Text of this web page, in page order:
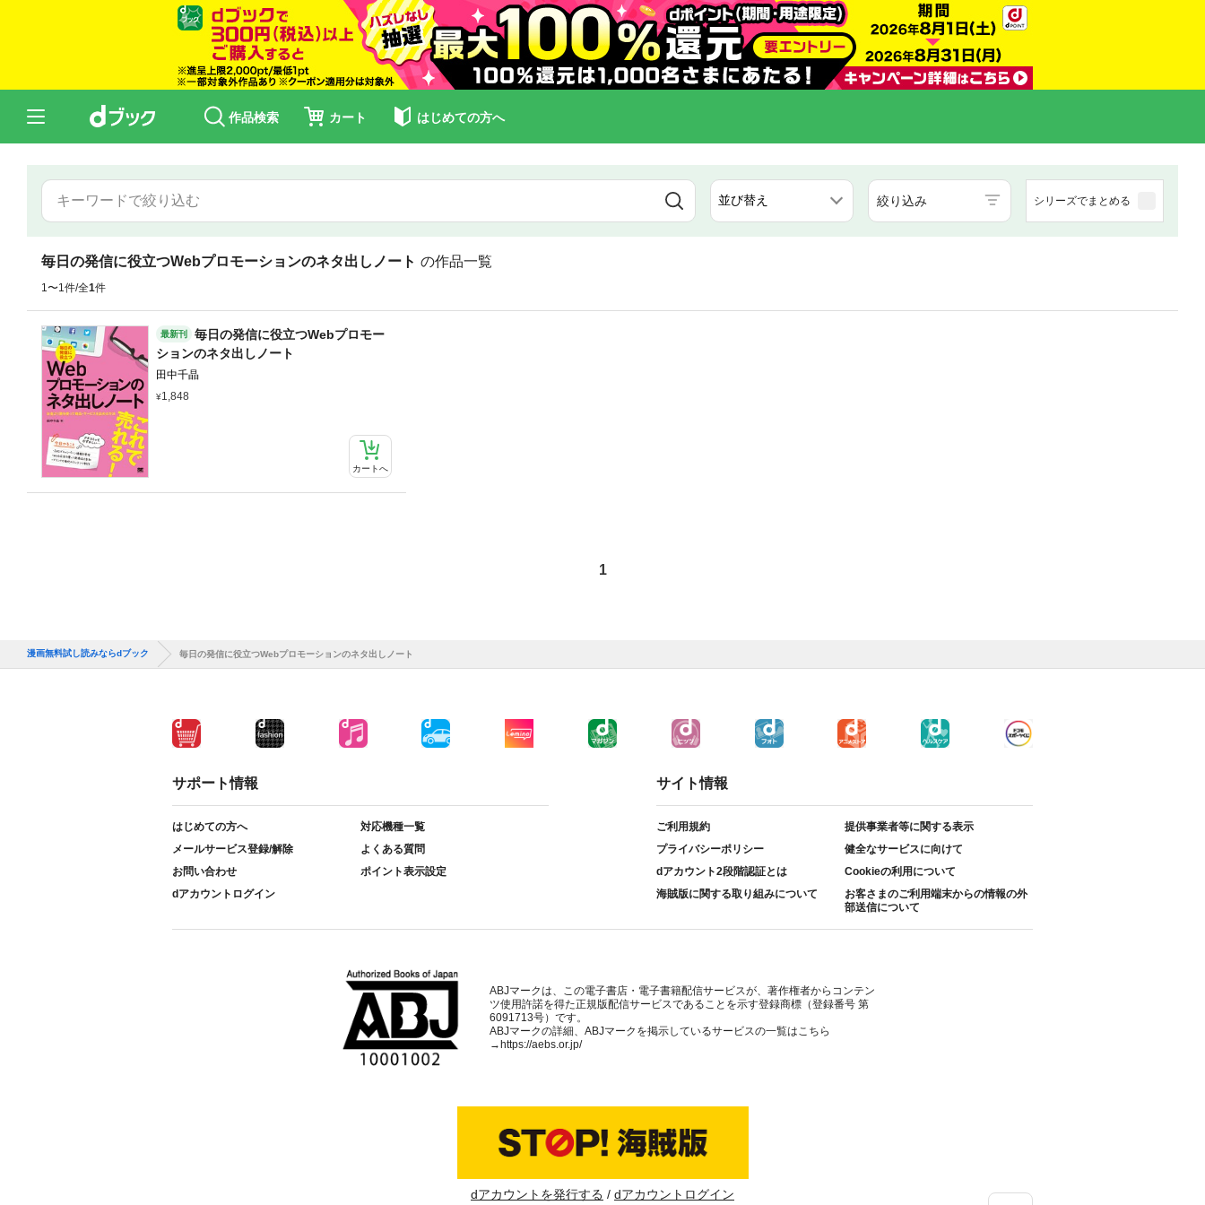
作品検索 カート はじめての方へ
絞り込み シリーズでまとめる
毎日の発信に役立つWebプロモーションのネタ出しノート の作品一覧
1〜1件/全1件
最新刊
毎日の発信に役立つWebプロモー
ションのネタ出しノート
田中千晶
1,848
カートへ
1
漫画無料試し読みならdブック 毎日の発信に役立つWebプロモーションのネタ出しノート
サポート情報
はじめての方へ
対応機種一覧
メールサービス登録/解除
よくある質問
お問い合わせ
ポイント表示設定
dアカウントログイン
サイト情報
ご利用規約
提供事業者等に関する表示
プライバシーポリシー
健全なサービスに向けて
dアカウント2段階認証とは
Cookieの利用について
海賊版に関する取り組みについて
お客さまのご利用端末からの情報の外
部送信について
ABJマークは、この電子書店・電子書籍配信サービスが、著作権者からコンテン
ツ使用許諾を得た正規版配信サービスであることを示す登録商標（登録番号 第
6091713号）です。
ABJマークの詳細、ABJマークを掲示しているサービスの一覧はこちら
→https://aebs.or.jp/
dアカウントを発行する dアカウントログイン